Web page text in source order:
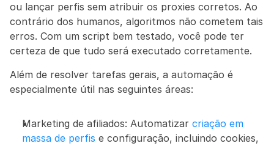
ou lançar perfis sem atribuir os proxies corretos. Ao
contrário dos humanos, algoritmos não cometem tais
erros. Com um script bem testado, você pode ter
certeza de que tudo será executado corretamente.
Além de resolver tarefas gerais, a automação é
especialmente útil nas seguintes áreas:
Marketing de afiliados: Automatizar criação em
massa de perfis